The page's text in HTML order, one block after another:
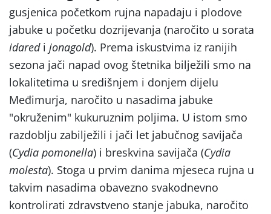
gusjenica početkom rujna napadaju i plodove
jabuke u početku dozrijevanja (naročito u sorata
idaredi jonagold). Prema iskustvima iz ranijih
sezona jači napad ovog štetnika bilježili smo na
lokalitetima u središnjem i donjem dijelu
Međimurja, naročito u nasadima jabuke
"okruženim" kukuruznim poljima. U istom smo
razdoblju zabilježili i jači let jabučnog savijača
(Cydia pomonella) i breskvina savijača (Cydia
molesta). Stoga u prvim danima mjeseca rujna u
takvim nasadima obavezno svakodnevno
kontrolirati zdravstveno stanje jabuka, naročito